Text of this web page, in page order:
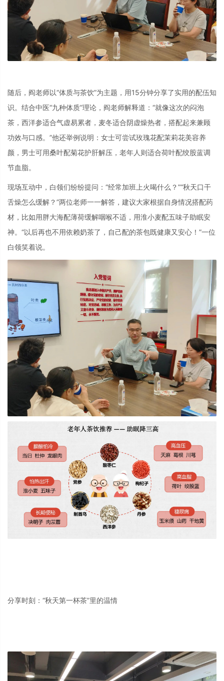
随后，阎老师以“体质与茶饮”为主题，用15分钟分享了实用的配伍知
识。结合中医“九种体质”理论，阎老师解释道：“就像这次的闷泡
茶，西洋参适合气虚易累者，麦冬适合阴虚燥热者，搭配起来兼顾
功效与口感。”他还举例说明：女士可尝试玫瑰花配茉莉花美容养
颜，男士可用桑叶配菊花护肝解压，老年人则适合荷叶配绞股蓝调
节血脂。
现场互动中，白领们纷纷提问：“经常加班上火喝什么？”“秋天口干
舌燥怎么缓解？”两位老师一一解答，建议大家根据自身情况搭配药
材，比如用胖大海配薄荷缓解咽喉不适，用淮小麦配五味子助眠安
神。“以后再也不用依赖奶茶了，自己配的茶包既健康又安心！”一位
白领笑着说。
分享时刻：“秋天第一杯茶”里的温情